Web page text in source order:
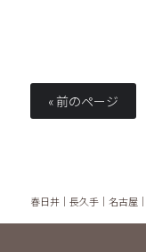
« 前のページ
春日井｜長久手｜名古屋